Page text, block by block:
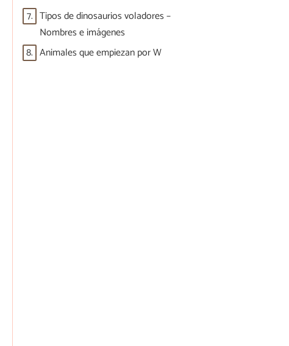
7. Tipos de dinosaurios voladores –
Nombres e imágenes
8. Animales que empiezan por W